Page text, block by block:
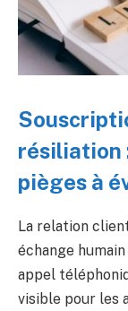
résiliation
pièges à
La relation
échange
appel
visible pour les